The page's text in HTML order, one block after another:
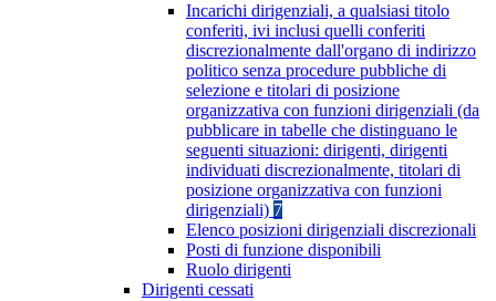
Incarichi dirigenziali, a qualsiasi titolo
conferiti, ivi inclusi quelli conferiti
discrezionalmente dall'organo di indirizzo
politico senza procedure pubbliche di
selezione e titolari di posizione
organizzativa con funzioni dirigenziali (da
pubblicare in tabelle che distinguano le
seguenti situazioni: dirigenti, dirigenti
individuati discrezionalmente, titolari di
posizione organizzativa con funzioni
dirigenziali) 7
Elenco posizioni dirigenziali discrezionali
Posti di funzione disponibili
Ruolo dirigenti
Dirigenti cessati